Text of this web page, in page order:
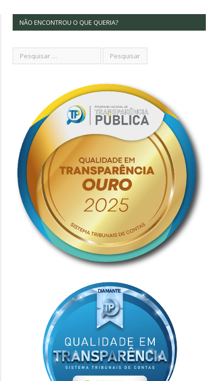
NÃO ENCONTROU O QUE QUERIA?